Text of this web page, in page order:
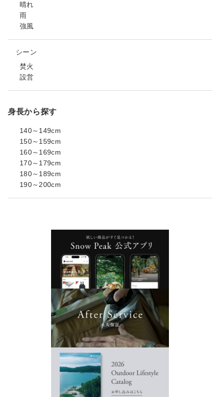
晴れ
雨
強風
シーン
焚火
設営
身長から探す
140～149cm
150～159cm
160～169cm
170～179cm
180～189cm
190～200cm